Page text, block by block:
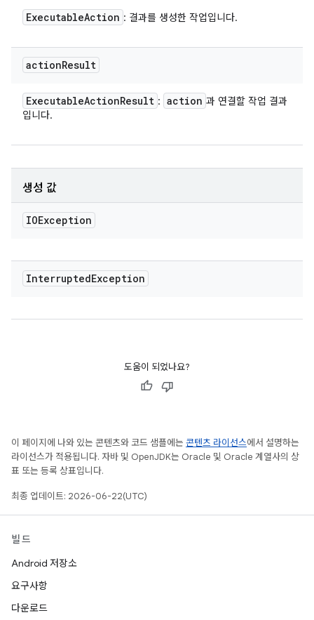
ExecutableAction : 결과를 생성한 작업입니다.
actionResult
ExecutableActionResult : action 과 연결할 작업 결과
입니다.
생성 값
IOException
InterruptedException
도움이 되었나요?
이 페이지에 나와 있는 콘텐츠와 코드 샘플에는 콘텐츠 라이선스에서 설명하는
라이선스가 적용됩니다. 자바 및 OpenJDK는 Oracle 및 Oracle 계열사의 상
표 또는 등록 상표입니다.
최종 업데이트: 2026-06-22(UTC)
빌드
Android 저장소
요구사항
다운로드